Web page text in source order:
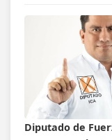
Diputado de